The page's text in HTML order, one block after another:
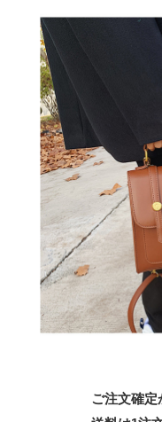
ご注文確定